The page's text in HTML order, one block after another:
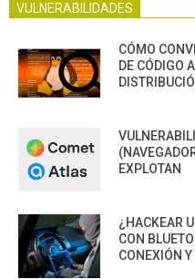
VULNERABILIDADES
CÓMO
DE CÓDIGO
EXPLOTAN
¿HACKEAR
CON
CONEXIÓN Y